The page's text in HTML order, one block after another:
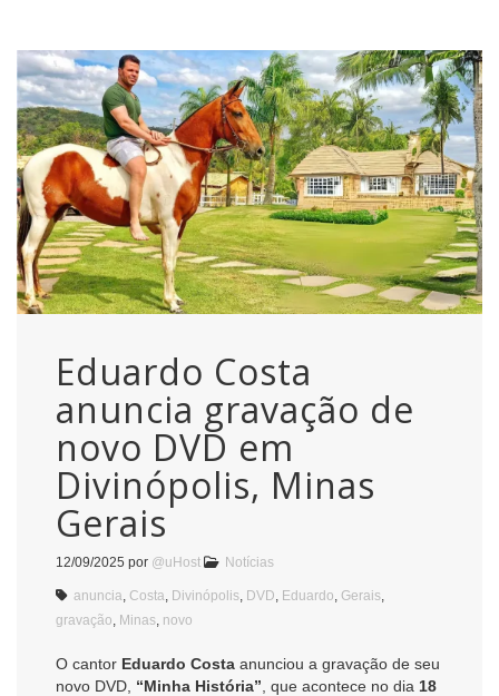
Eduardo Costa
anuncia gravação de
novo DVD em
Divinópolis, Minas
Gerais
12/09/2025 por @uHost Notícias
anuncia Costa Divinópolis DVD Eduardo Gerais
gravação Minas novo
O cantor Eduardo Costa anunciou a gravação de seu
novo DVD, “Minha História” , que acontece no dia 18